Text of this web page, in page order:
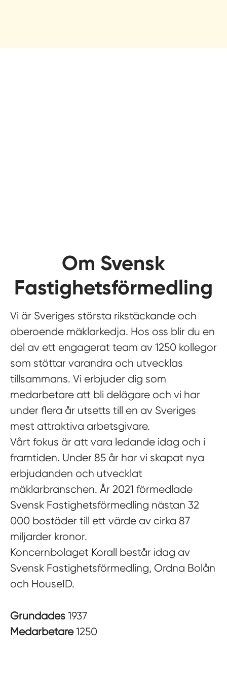
Om Svensk
Fastighetsförmedling
Vi är Sveriges största rikstäckande och
oberoende mäklarkedja. Hos oss blir du en
del av ett engagerat team av 1250 kollegor
som stöttar varandra och utvecklas
tillsammans. Vi erbjuder dig som
medarbetare att bli delägare och vi har
under flera år utsetts till en av Sveriges
mest attraktiva arbetsgivare.
Vårt fokus är att vara ledande idag och i
framtiden. Under 85 år har vi skapat nya
erbjudanden och utvecklat
mäklarbranschen. År 2021 förmedlade
Svensk Fastighetsförmedling nästan 32
000 bostäder till ett värde av cirka 87
miljarder kronor.
Koncernbolaget Korall består idag av
Svensk Fastighetsförmedling, Ordna Bolån
och HouseID.
Grundades 1937
Medarbetare1250